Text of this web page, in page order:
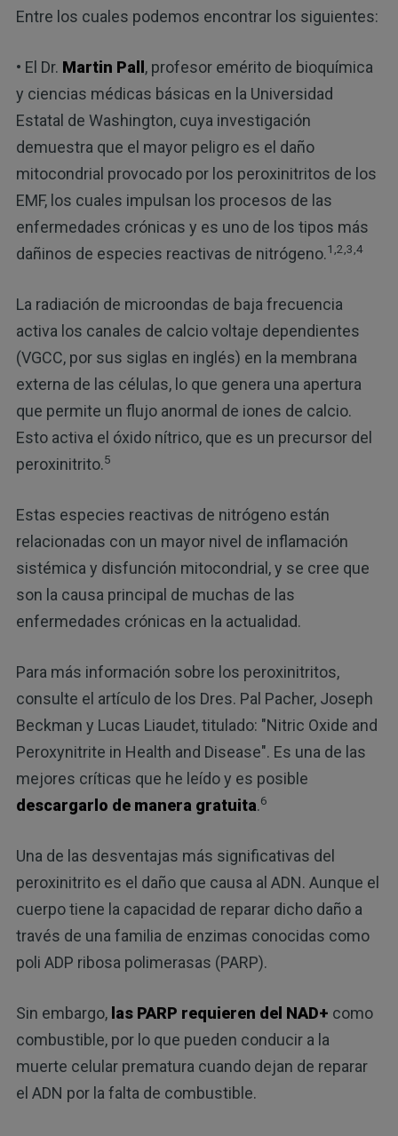
Entre los cuales podemos encontrar los siguientes:
• El Dr. Martin Pall, profesor emérito de bioquímica
y ciencias médicas básicas en la Universidad
Estatal de Washington, cuya investigación
demuestra que el mayor peligro es el daño
mitocondrial provocado por los peroxinitritos de los
EMF, los cuales impulsan los procesos de las
enfermedades crónicas y es uno de los tipos más
dañinos de especies reactivas de nitrógeno.1,2,3,4
La radiación de microondas de baja frecuencia
activa los canales de calcio voltaje dependientes
(VGCC, por sus siglas en inglés) en la membrana
externa de las células, lo que genera una apertura
que permite un flujo anormal de iones de calcio.
Esto activa el óxido nítrico, que es un precursor del
peroxinitrito.5
Estas especies reactivas de nitrógeno están
relacionadas con un mayor nivel de inflamación
sistémica y disfunción mitocondrial, y se cree que
son la causa principal de muchas de las
enfermedades crónicas en la actualidad.
Para más información sobre los peroxinitritos,
consulte el artículo de los Dres. Pal Pacher, Joseph
Beckman y Lucas Liaudet, titulado: "Nitric Oxide and
Peroxynitrite in Health and Disease". Es una de las
mejores críticas que he leído y es posible
descargarlo de manera gratuita.6
Una de las desventajas más significativas del
peroxinitrito es el daño que causa al ADN. Aunque el
cuerpo tiene la capacidad de reparar dicho daño a
través de una familia de enzimas conocidas como
poli ADP ribosa polimerasas (PARP).
Sin embargo, las PARP requieren del NAD+ como
combustible, por lo que pueden conducir a la
muerte celular prematura cuando dejan de reparar
el ADN por la falta de combustible.